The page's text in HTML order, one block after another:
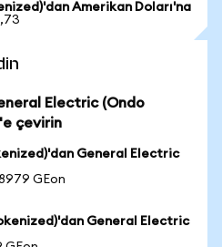
Amerikan Doları'na
Electric (Ondo
çevirin
General Electric
GEon
General Electric